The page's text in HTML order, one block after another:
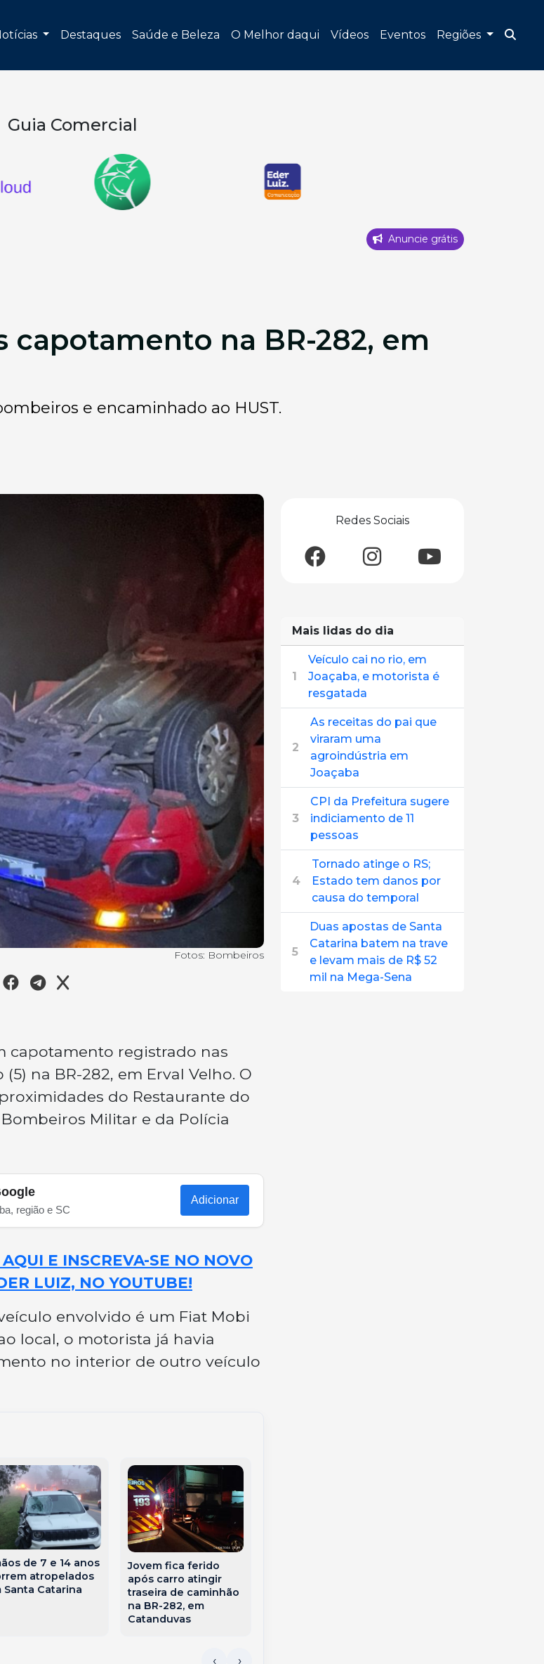
Destaques Saúde e Beleza O Melhor daqui Vídeos Eventos Regiões
Guia Comercial
Anuncie grátis
na BR-282, em
e encaminhado ao HUST.
Fotos: Bombeiros
capotamento registrado nas
na BR-282, em Erval Velho. O
do Restaurante do
Militar e da Polícia
região e SC
Adicionar
E INSCREVA-SE NO NOVO
LUIZ, NO YOUTUBE!
envolvido é um Fiat Mobi
local, o motorista já havia
no interior de outro veículo
de 7 e 14 anos
atropelados
Santa Catarina
Jovem fica ferido
após carro atingir
traseira de caminhão
na BR-282, em
Catanduvas
Redes Sociais
Mais lidas do dia
1
Veículo cai no rio, em
Joaçaba, e motorista é
resgatada
2
As receitas do pai que
viraram uma
agroindústria em
Joaçaba
3
CPI da Prefeitura sugere
indiciamento de 11
pessoas
4
Tornado atinge o RS;
Estado tem danos por
causa do temporal
5
Duas apostas de Santa
Catarina batem na trave
e levam mais de R$ 52
mil na Mega-Sena